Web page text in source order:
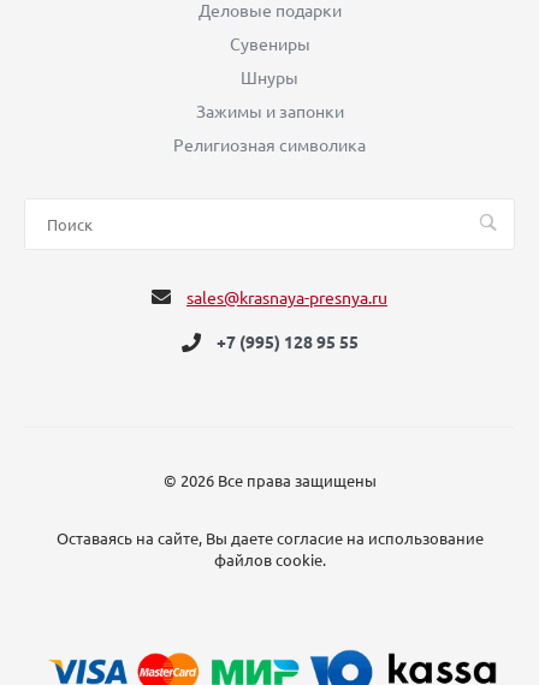
Деловые подарки
Сувениры
Шнуры
Зажимы и запонки
Религиозная символика
sales@krasnaya-presnya.ru
+7 (995) 128 95 55
© 2026 Все права защищены
Оставаясь на сайте, Вы даете согласие на использование
файлов cookie.